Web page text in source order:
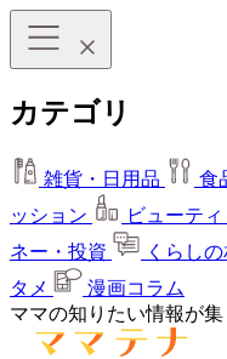
カテゴリ
雑貨・日用品 食
ッション
ビューティ
ネー・投資
くらし
タメ
漫画コラム
ママの知りたい情報が